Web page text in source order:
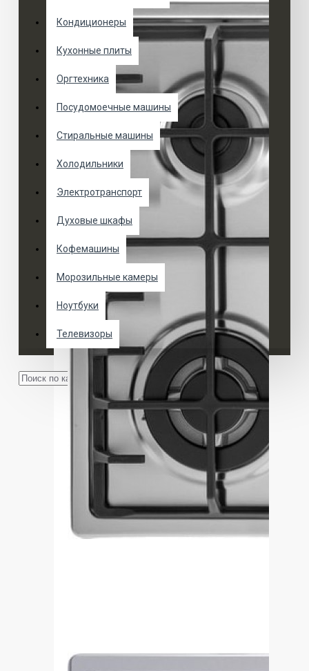
Кондиционеры
Кухонные плиты
Оргтехника
Посудомоечные машины
Стиральные машины
Холодильники
Электротранспорт
Духовые шкафы
Кофемашины
Морозильные камеры
Ноутбуки
Телевизоры